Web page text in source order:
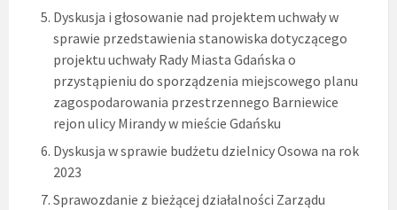
Dyskusja i głosowanie nad projektem uchwały w
sprawie przedstawienia stanowiska dotyczącego
projektu uchwały Rady Miasta Gdańska o
przystąpieniu do sporządzenia miejscowego planu
zagospodarowania przestrzennego Barniewice
rejon ulicy Mirandy w mieście Gdańsku
Dyskusja w sprawie budżetu dzielnicy Osowa na rok
2023
Sprawozdanie z bieżącej działalności Zarządu